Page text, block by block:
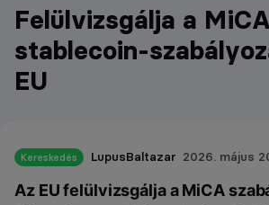
Felülvizsgálja a MiCA
stablecoin-
EU
Kereskedés LupusBaltazar 2026. május
Az EU felülvizsgálja a MiCA